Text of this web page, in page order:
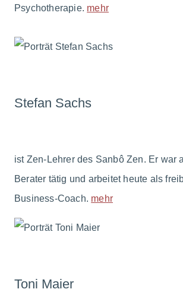
Psychotherapie. mehr
Stefan Sachs
ist Zen-Lehrer des Sanbô Zen. Er war
Berater tätig und arbeitet heute als
Business-Coach. mehr
Toni Maier